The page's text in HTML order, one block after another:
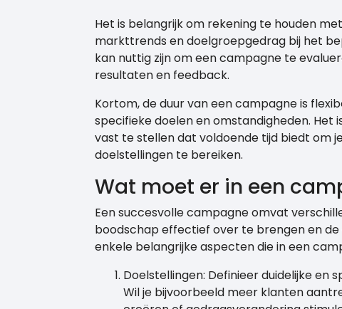
Het is belangrijk om rekening te houden
markttrends en doelgroepgedrag bij het
kan nuttig zijn om een campagne te
resultaten en feedback.
Kortom, de duur van een campagne is
specifieke doelen en omstandigheden. Het
vast te stellen dat voldoende tijd biedt om
doelstellingen te bereiken.
Wat moet er in een
Een succesvolle campagne omvat
boodschap effectief over te brengen en
enkele belangrijke aspecten die in een
Doelstellingen: Definieer duidelijke en
Wil je bijvoorbeeld meer klanten